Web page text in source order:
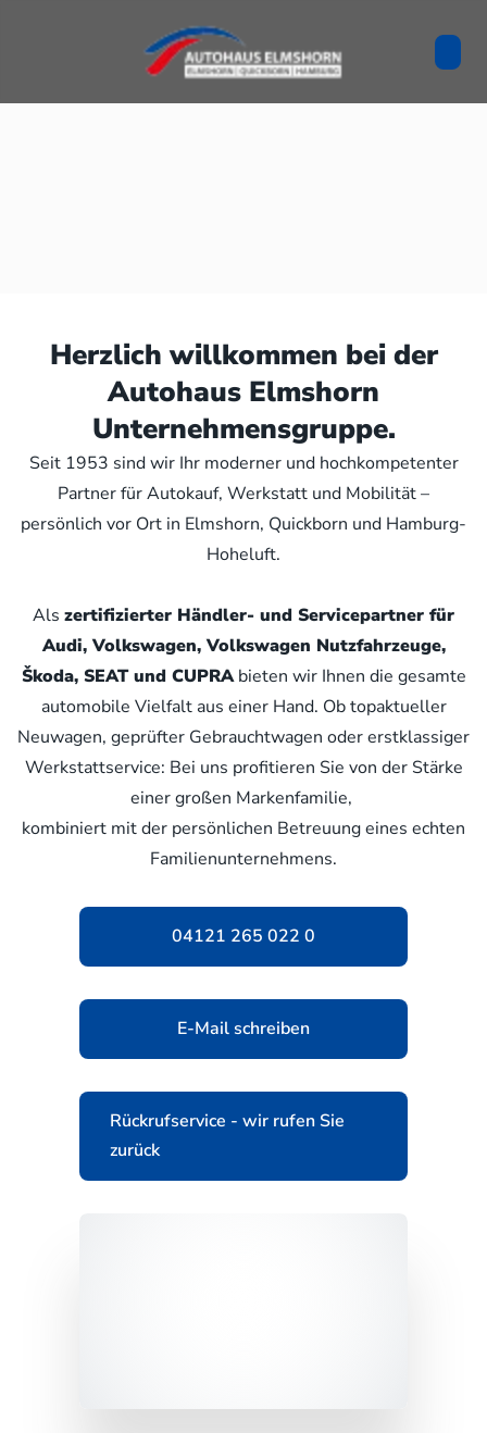
Herzlich willkommen bei der
Autohaus Elmshorn
Unternehmensgruppe.
Seit 1953 sind wir Ihr moderner und hochkompetenter
Partner für Autokauf, Werkstatt und Mobilität –
persönlich vor Ort in Elmshorn, Quickborn und Hamburg-
Hoheluft.
Als zertifizierter Händler- und Servicepartner für
Audi, Volkswagen, Volkswagen Nutzfahrzeuge,
Škoda, SEAT und CUPRAbieten wir Ihnen die gesamte
automobile Vielfalt aus einer Hand. Ob topaktueller
Neuwagen, geprüfter Gebrauchtwagen oder erstklassiger
Werkstattservice: Bei uns profitieren Sie von der Stärke
einer großen Markenfamilie,
kombiniert mit der persönlichen Betreuung eines echten
Familienunternehmens.
04121 265 022 0
E-Mail schreiben
Rückrufservice - wir rufen Sie
zurück